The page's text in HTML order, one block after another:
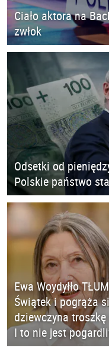
Ciało aktora na
zwłok
Odsetki od
Polskie państwo
Ewa Woydyłło
Świątek i pogrąża
dziewczyna
I to nie jest